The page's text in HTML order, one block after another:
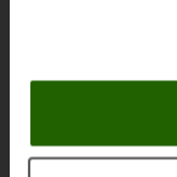
Alles voor je